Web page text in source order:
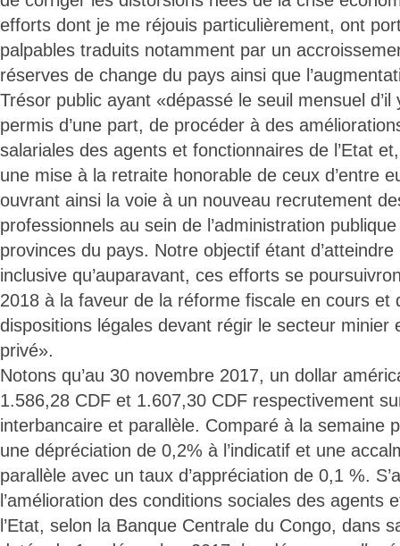
efforts dont je me réjouis particulièrement, ont
palpables traduits notamment par un
réserves de change du pays ainsi que
Trésor public ayant «dépassé le seuil mensuel
permis d’une part, de procéder à des
salariales des agents et fonctionnaires de l’Etat
une mise à la retraite honorable de ceux d’entre
ouvrant ainsi la voie à un nouveau recrutement
professionnels au sein de l’administration
provinces du pays. Notre objectif étant
inclusive qu’auparavant, ces efforts se
2018 à la faveur de la réforme fiscale en cours et
dispositions légales devant régir le secteur minier
privé».
Notons qu’au 30 novembre 2017, un dollar
1.586,28 CDF et 1.607,30 CDF respectivement
interbancaire et parallèle. Comparé à la semaine
une dépréciation de 0,2% à l’indicatif et une
parallèle avec un taux d’appréciation de 0,1 %.
l’amélioration des conditions sociales des agents
l’Etat, selon la Banque Centrale du Congo, dans